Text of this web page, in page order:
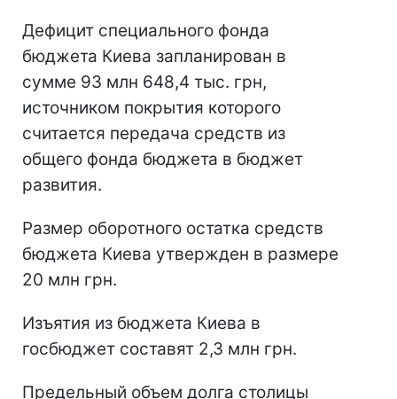
Дефицит специального фонда
бюджета Киева запланирован в
сумме 93 млн 648,4 тыс. грн,
источником покрытия которого
считается передача средств из
общего фонда бюджета в бюджет
развития.
Размер оборотного остатка средств
бюджета Киева утвержден в размере
20 млн грн.
Изъятия из бюджета Киева в
госбюджет составят 2,3 млн грн.
Предельный объем долга столицы